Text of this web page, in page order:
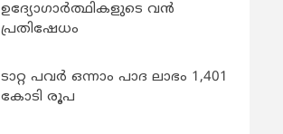
ഉദ്യോഗാര്‍ത്ഥികളുടെ വന്‍
പ്രതിഷേധം
ടാറ്റ പവർ ഒന്നാം പാദ ലാഭം 1,401
കോടി രൂപ